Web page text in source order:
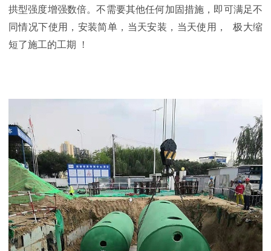
拱型强度增强数倍。不需要其他任何加固措施，即可满足不
同情况下使用，安装简单，当天安装，当天使用，
极大缩
短了施工的工期
!